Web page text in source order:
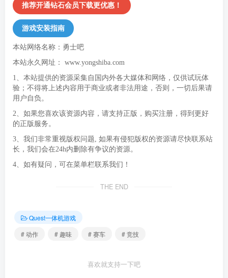
推荐开通钻石会员下载更优惠！
游戏安装指南
本站网络名称：勇士吧
本站永久网址： www.yongshiba.com
1、本站提供的资源采集自国内外各大媒体和网络，仅供试玩体
验；不得将上述内容用于商业或者非法用途，否则，一切后果请
用户自负。
2、如果您喜欢该资源内容，请支持正版，购买注册，得到更好
的正版服务。
3、我们非常重视版权问题, 如果有侵犯版权的资源请尽快联系站
长，我们会在24h内删除有争议的资源。
4、如有疑问，可在菜单栏联系我们！
THE END
Quest一体机游戏
# 动作
# 趣味 # 赛车 # 竞技
喜欢就支持一下吧